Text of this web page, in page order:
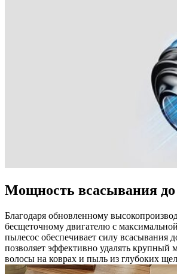
Мощность всасывания до
Благодаря обновленному
бесщеточному двигателю с
пылесос обеспечивает силу всасывания
позволяет эффективно удалять крупный
волосы на коврах и пыль из глубоких